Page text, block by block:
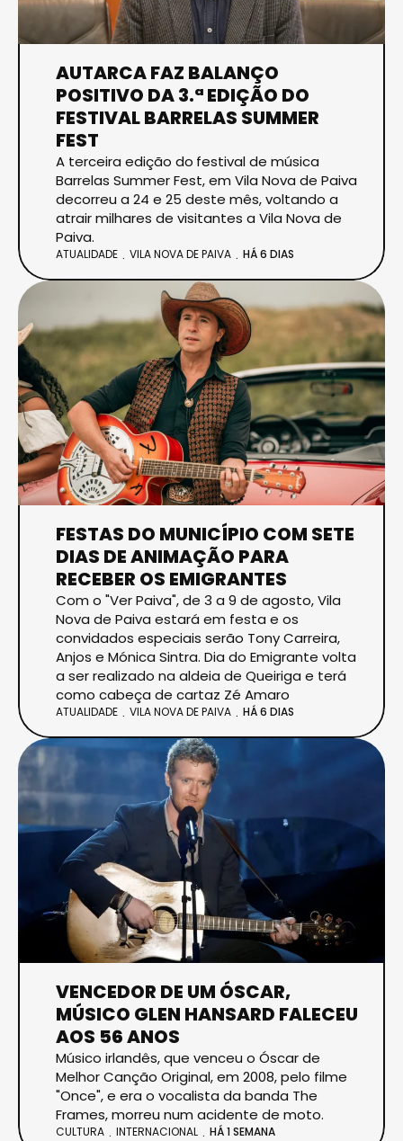
AUTARCA FAZ BALANÇO
POSITIVO DA 3.ª EDIÇÃO DO
FESTIVAL BARRELAS SUMMER
FEST
A terceira edição do festival de música
Barrelas Summer Fest, em Vila Nova de Paiva
decorreu a 24 e 25 deste mês, voltando a
atrair milhares de visitantes a Vila Nova de
Paiva.
ATUALIDADE VILA NOVA DE PAIVA HÁ 6 DIAS
FESTAS DO MUNICÍPIO COM SETE
DIAS DE ANIMAÇÃO PARA
RECEBER OS EMIGRANTES
Com o "Ver Paiva", de 3 a 9 de agosto, Vila
Nova de Paiva estará em festa e os
convidados especiais serão Tony Carreira,
Anjos e Mónica Sintra. Dia do Emigrante volta
a ser realizado na aldeia de Queiriga e terá
como cabeça de cartaz Zé Amaro
ATUALIDADE VILA NOVA DE PAIVA HÁ 6 DIAS
VENCEDOR DE UM ÓSCAR,
MÚSICO GLEN HANSARD FALECEU
AOS 56 ANOS
Músico irlandês, que venceu o Óscar de
Melhor Canção Original, em 2008, pelo filme
"Once", e era o vocalista da banda The
Frames, morreu num acidente de moto.
CULTURA INTERNACIONAL HÁ 1 SEMANA